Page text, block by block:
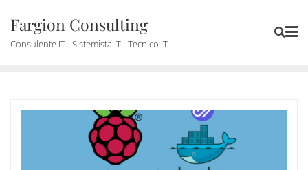
content
Fargion Consulting
Consulente IT - Sistemista IT - Tecnico IT